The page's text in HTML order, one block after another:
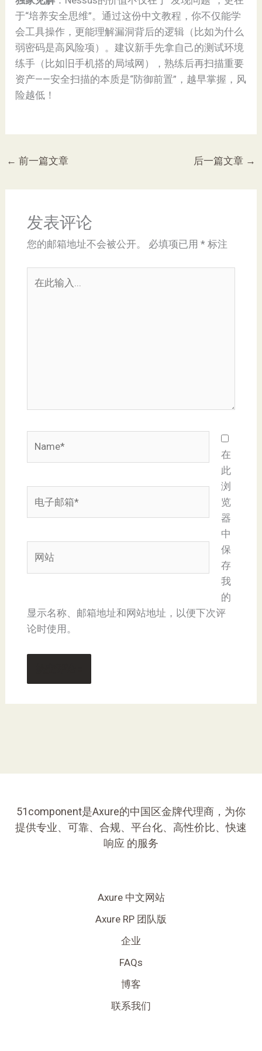
于“培养安全思维”。通过这份中文教程，你不仅能学
会工具操作，更能理解漏洞背后的逻辑（比如为什么
弱密码是高风险项）。建议新手先拿自己的测试环境
练手（比如旧手机搭的局域网），熟练后再扫描重要
资产——安全扫描的本质是“防御前置”，越早掌握，风
险越低！
← 前一篇文章 后一篇文章 →
发表评论
您的邮箱地址不会被公开。 必填项已用 * 标注
子
箱
站
在
此
浏
览
器
中
保
存
我
的
显示名称、邮箱地址和网站地址，以便下次评
论时使用。
51component是Axure的中国区金牌代理商，为你
提供专业、可靠、合规、平台化、高性价比、快速
响应 的服务
Axure 中文网站
Axure RP 团队版
企业
FAQs
博客
联系我们